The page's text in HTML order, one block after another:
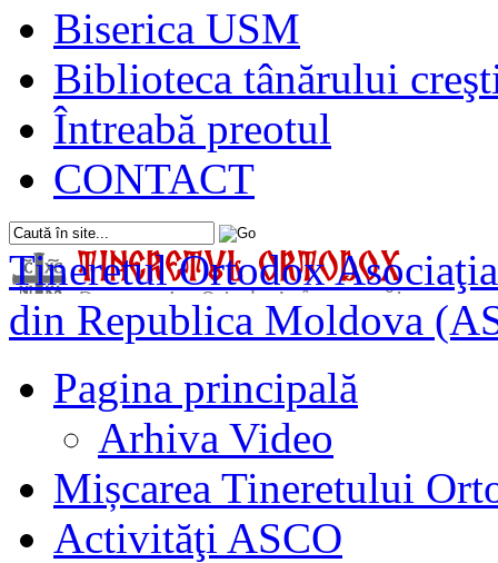
Biserica USM
Biblioteca tânărului
Întreabă preotul
CONTACT
Tineretul Ortodox
din Republica Moldova
Pagina principală
Arhiva Video
Mișcarea Tineretului
Activităţi ASCO